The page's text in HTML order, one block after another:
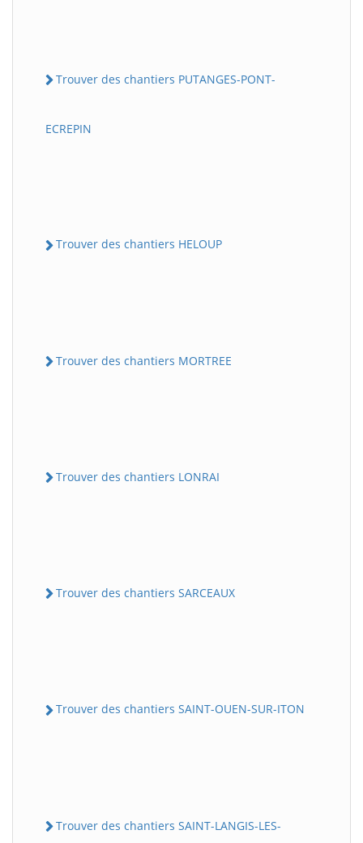
Trouver des chantiers PUTANGES-PONT-
ECREPIN
Trouver des chantiers HELOUP
Trouver des chantiers MORTREE
Trouver des chantiers LONRAI
Trouver des chantiers SARCEAUX
Trouver des chantiers SAINT-OUEN-SUR-ITON
Trouver des chantiers SAINT-LANGIS-LES-